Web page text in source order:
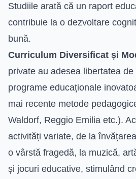
Studiile arată că un raport
contribuie la o dezvoltare
bună.
Curriculum Diversificat și
private au adesea libertatea
programe educaționale
mai recente metode
Waldorf, Reggio Emilia etc.).
activități variate, de la
o vârstă fragedă, la muzică,
și jocuri educative, stimulând